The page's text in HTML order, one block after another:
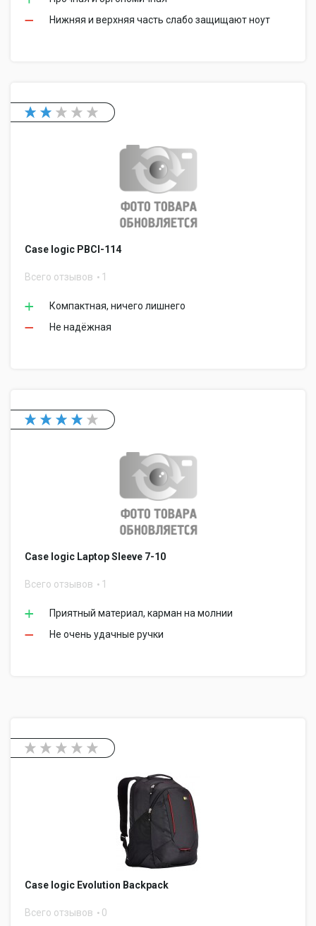
Нижняя и верхняя часть слабо защищают ноут
Case logic PBCI-114
Всего отзывов 1
Компактная, ничего лишнего
Не надёжная
Case logic Laptop Sleeve 7-10
Всего отзывов 1
Приятный материал, карман на молнии
Не очень удачные ручки
Case logic Evolution Backpack
Всего отзывов 0